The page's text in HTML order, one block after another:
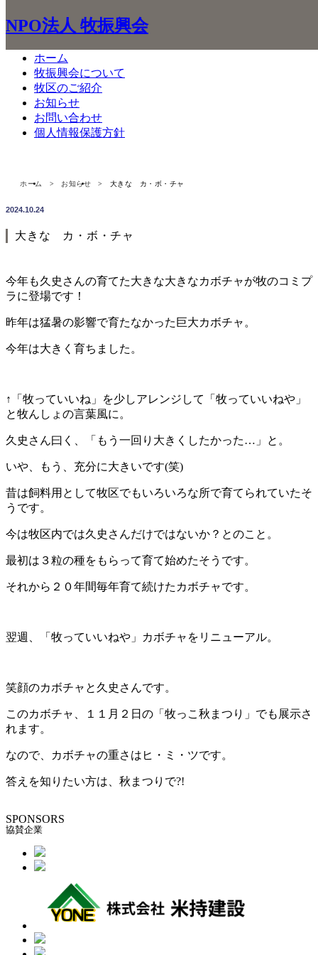
NPO法人 牧振興会
ホーム
牧振興会について
牧区のご紹介
お知らせ
お問い合わせ
個人情報保護方針
ホーム お知らせ 大きな カ・ボ・チャ
2024.10.24
大きな カ・ボ・チャ
今年も久史さんの育てた大きな大きなカボチャが牧のコミプ
ラに登場です！
昨年は猛暑の影響で育たなかった巨大カボチャ。
今年は大きく育ちました。
↑「牧っていいね」を少しアレンジして「牧っていいねや」
と牧んしょの言葉風に。
久史さん曰く、「もう一回り大きくしたかった…」と。
いや、もう、充分に大きいです(笑)
昔は飼料用として牧区でもいろいろな所で育てられていたそ
うです。
今は牧区内では久史さんだけではないか？とのこと。
最初は３粒の種をもらって育て始めたそうです。
それから２０年間毎年育て続けたカボチャです。
翌週、「牧っていいねや」カボチャをリニューアル。
笑顔のカボチャと久史さんです。
このカボチャ、１１月２日の「牧っこ秋まつり」でも展示さ
れます。
なので、カボチャの重さはヒ・ミ・ツです。
答えを知りたい方は、秋まつりで?!
SPONSORS
協賛企業